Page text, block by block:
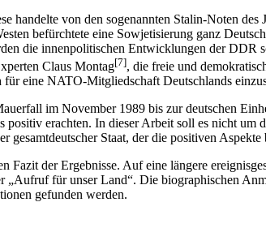
handelte von den sogenannten Stalin-Noten
befürchtete eine Sowjetisierung ganz
die innenpolitischen Entwicklungen der DDR
Claus Montag[7], die freie und
eine NATO-Mitgliedschaft Deutschlands
im November 1989 bis zur deutschen
erachten. In dieser Arbeit soll es nicht um
Staat, der die positiven
Fazit der Ergebnisse. Auf eine längere
für unser Land“. Die biographischen
gefunden werden.